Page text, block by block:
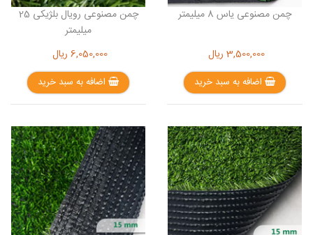
چمن مصنوعی یاس 8 میلیمتر
3,500,000 ریال
اضافه به سبد خرید
چمن مصنوعی رویال بلژیکی 25
میلیمتر
6,050,000 ریال
اضافه به سبد خرید